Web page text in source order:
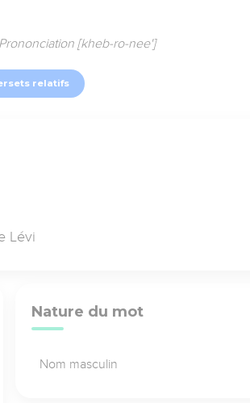
Prononciation [kheb-ro-nee']
relatifs
Lévi
Nature du mot
Nom masculin